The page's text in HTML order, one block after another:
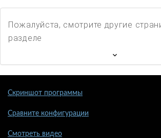
Пожалуйста, смотрите другие
разделе
Скриншот программы
Сравните конфигурации
Смотреть видео